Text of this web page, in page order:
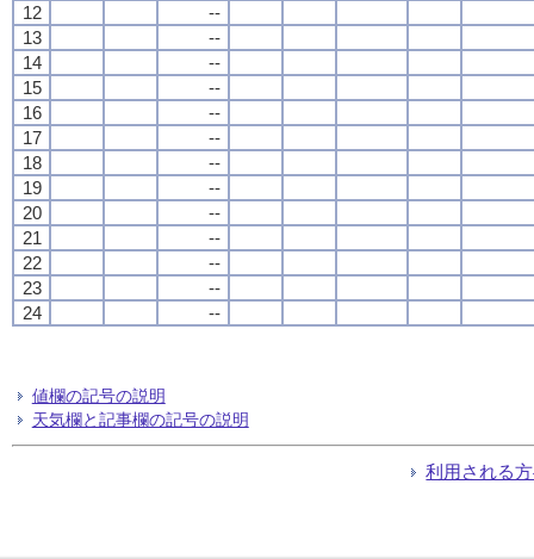
12
--
13
--
14
--
15
--
16
--
17
--
18
--
19
--
20
--
21
--
22
--
23
--
24
--
値欄の記号の説明
天気欄と記事欄の記号の説明
利用される